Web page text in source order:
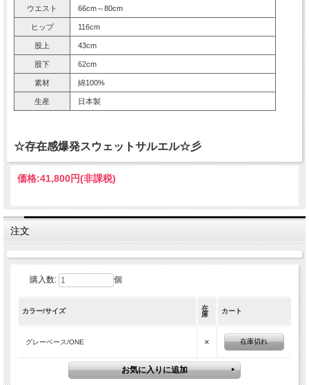
ウエスト 66cm～80cm
ヒップ 116cm
股上 43cm
股下 62cm
素材 綿100%
生産 日本製
☆存在感爆発スウェットサルエル☆彡
価格:41,800円(非課税)
注文
購入数: 個
カラー/サイズ
在
庫
カート
グレーベース/ONE × 在庫切れ